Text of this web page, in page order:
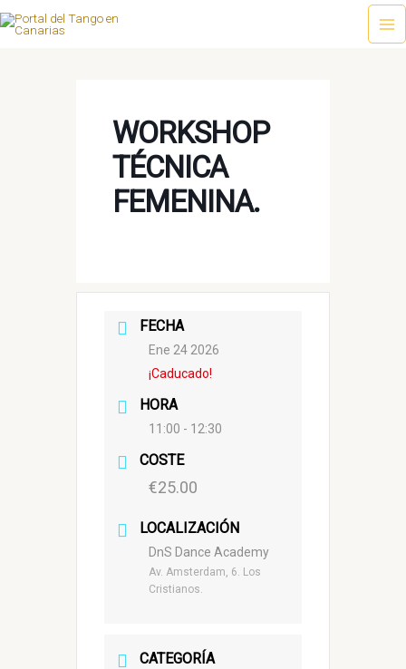
Ir
WORKSHOP
TÉCNICA
FEMENINA.
FECHA
Ene 24 2026
¡Caducado!
HORA
11:00 - 12:30
COSTE
€25.00
LOCALIZACIÓN
DnS Dance Academy
Av. Amsterdam, 6. Los
Cristianos.
CATEGORÍA